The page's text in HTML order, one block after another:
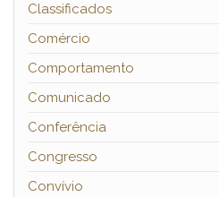
Classificados
Comércio
Comportamento
Comunicado
Conferência
Congresso
Convívio